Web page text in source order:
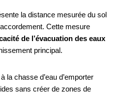
la distance mesurée du sol
Cette mesure
de l’évacuation des eaux
principal.
la chasse d’eau d’emporter
sans créer de zones de